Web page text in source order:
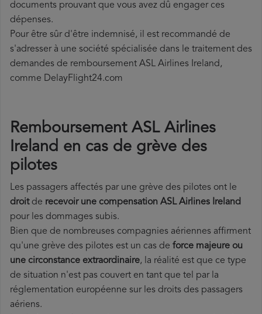
documents prouvant que vous avez dû engager ces
dépenses.
Pour être sûr d'être indemnisé, il est recommandé de
s'adresser à une société spécialisée dans le traitement des
demandes de remboursement ASL Airlines Ireland,
comme DelayFlight24.com
Remboursement ASL Airlines
Ireland en cas de grève des
pilotes
Les passagers affectés par une grève des pilotes ont le
droitde recevoir une compensation ASL Airlines Ireland
pour les dommages subis.
Bien que de nombreuses compagnies aériennes affirment
qu'une grève des pilotes est un cas de force majeure ou
une circonstance extraordinaire, la réalité est que ce type
de situation n'est pas couvert en tant que tel par la
réglementation européenne sur les droits des passagers
aériens.